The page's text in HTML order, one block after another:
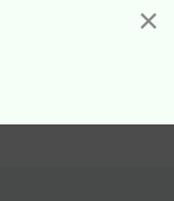
×
×